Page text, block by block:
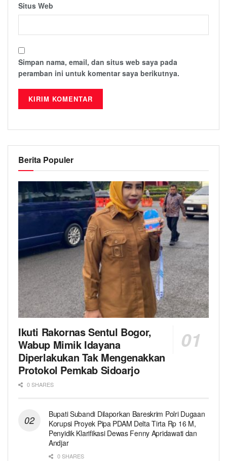
Situs Web
Simpan nama, email, dan situs web saya pada
peramban ini untuk komentar saya berikutnya.
Berita Populer
Ikuti Rakornas Sentul Bogor,
Wabup Mimik Idayana
Diperlakukan Tak Mengenakkan
Protokol Pemkab Sidoarjo
0 SHARES
Bupati Subandi Dilaporkan Bareskrim Polri Dugaan
Korupsi Proyek Pipa PDAM Delta Tirta Rp 16 M,
Penyidik Klarifikasi Dewas Fenny Apridawati dan
Andjar
0 SHARES